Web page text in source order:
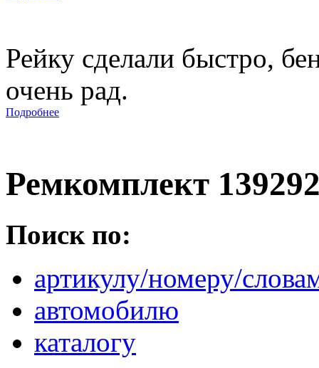
Рейку сделали быстро,
очень рад.
Подробнее
Ремкомплект
Поиск по:
артикулу/номеру/
автомобилю
каталогу